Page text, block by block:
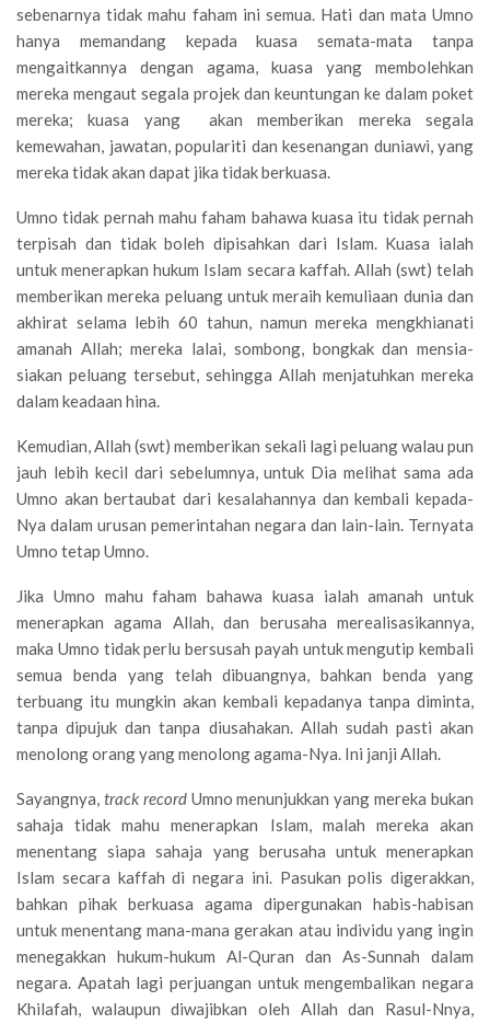
sebenarnya tidak mahu faham ini semua. Hati dan mata Umno
hanya memandang kepada kuasa semata-mata tanpa
mengaitkannya dengan agama, kuasa yang membolehkan
mereka mengaut segala projek dan keuntungan ke dalam poket
mereka; kuasa yang akan memberikan mereka segala
kemewahan, jawatan, populariti dan kesenangan duniawi, yang
mereka tidak akan dapat jika tidak berkuasa.
Umno tidak pernah mahu faham bahawa kuasa itu tidak pernah
terpisah dan tidak boleh dipisahkan dari Islam. Kuasa ialah
untuk menerapkan hukum Islam secara kaffah. Allah (swt) telah
memberikan mereka peluang untuk meraih kemuliaan dunia dan
akhirat selama lebih 60 tahun, namun mereka mengkhianati
amanah Allah; mereka lalai, sombong, bongkak dan mensia-
siakan peluang tersebut, sehingga Allah menjatuhkan mereka
dalam keadaan hina.
Kemudian, Allah (swt) memberikan sekali lagi peluang walau pun
jauh lebih kecil dari sebelumnya, untuk Dia melihat sama ada
Umno akan bertaubat dari kesalahannya dan kembali kepada-
Nya dalam urusan pemerintahan negara dan lain-lain. Ternyata
Umno tetap Umno.
Jika Umno mahu faham bahawa kuasa ialah amanah untuk
menerapkan agama Allah, dan berusaha merealisasikannya,
maka Umno tidak perlu bersusah payah untuk mengutip kembali
semua benda yang telah dibuangnya, bahkan benda yang
terbuang itu mungkin akan kembali kepadanya tanpa diminta,
tanpa dipujuk dan tanpa diusahakan. Allah sudah pasti akan
menolong orang yang menolong agama-Nya. Ini janji Allah.
Sayangnya, track recordUmno menunjukkan yang mereka bukan
sahaja tidak mahu menerapkan Islam, malah mereka akan
menentang siapa sahaja yang berusaha untuk menerapkan
Islam secara kaffah di negara ini. Pasukan polis digerakkan,
bahkan pihak berkuasa agama dipergunakan habis-habisan
untuk menentang mana-mana gerakan atau individu yang ingin
menegakkan hukum-hukum Al-Quran dan As-Sunnah dalam
negara. Apatah lagi perjuangan untuk mengembalikan negara
Khilafah, walaupun diwajibkan oleh Allah dan Rasul-Nnya,